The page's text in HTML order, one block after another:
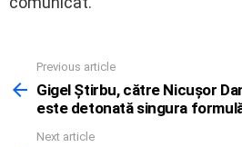
more
Previous article
Gigel Știrbu, către Nicușor
este detonată singura
Next article